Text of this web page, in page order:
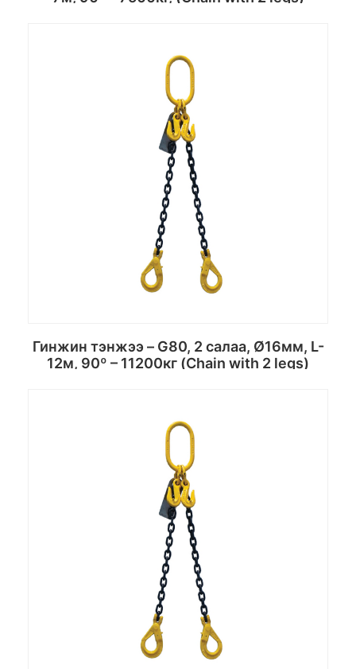
Сагсанд хийх
Гинжин тэнжээ – G80, 2 салаа, Ø16мм, L-
12м, 90º – 11200кг (Chain with 2 legs)
Сагсанд хийх